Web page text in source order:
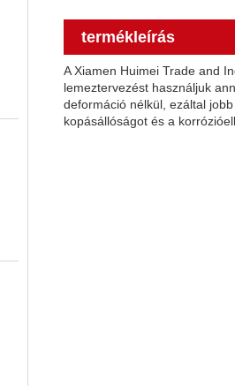
termékleírás
A Xiamen Huimei Trade and
lemeztervezést használjuk
deformáció nélkül, ezáltal
kopásállóságot és a